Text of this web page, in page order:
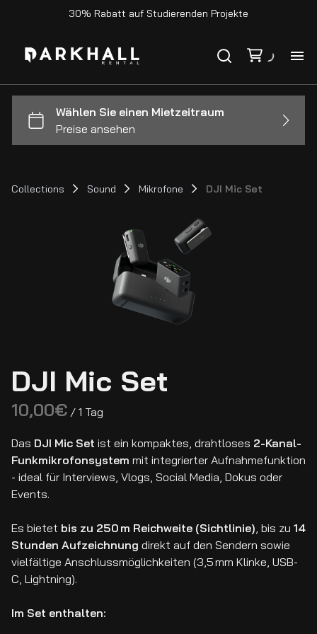
30% Rabatt auf Studierenden Projekte
Collections Sound Mikrofone DJI Mic Set
DJI Mic Set
/
Das DJI Mic Set ist ein kompaktes, drahtloses 2-Kanal-
Funkmikrofonsystem mit integrierter Aufnahmefunktion
- ideal für Interviews, Vlogs, Social Media, Dokus oder
Events.
Es bietet bis zu 250 m Reichweite (Sichtlinie) , bis zu 14
Stunden Aufzeichnung direkt auf den Sendern sowie
vielfältige Anschlussmöglichkeiten (3,5 mm Klinke, USB-
C, Lightning).
Im Set enthalten: